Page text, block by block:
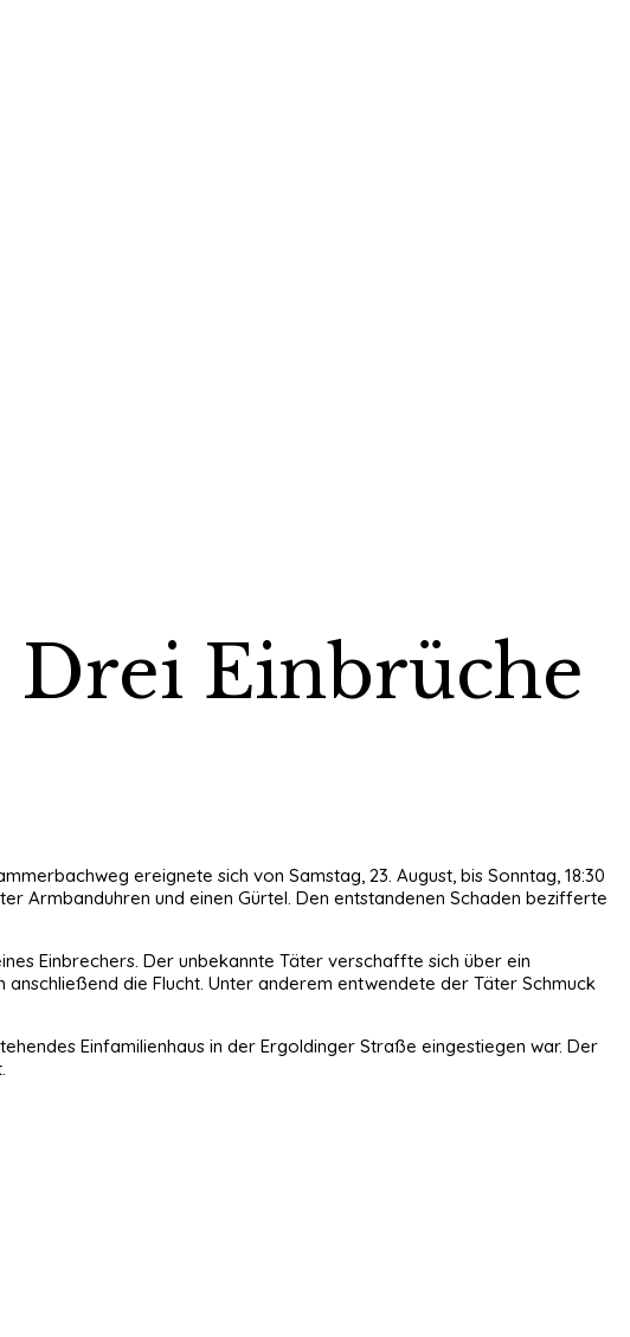
Drei Einbrüche
ereignete sich von Samstag, 23. August, bis Sonntag, 18:30
Armbanduhren und einen Gürtel. Den entstandenen Schaden bezifferte
Einbrechers. Der unbekannte Täter verschaffte sich über ein
die Flucht. Unter anderem entwendete der Täter Schmuck
Einfamilienhaus in der Ergoldinger Straße eingestiegen war. Der